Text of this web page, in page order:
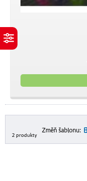
2 produkty
Změň šablonu: